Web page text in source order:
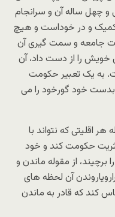
و چهل ساله آن و سرانجام
کمیک و در خوداست و هیچ
جامعه و سمت گیری آن
خویش را از دست داد، آن
به یک تعبیر حکومت
بدست خود گورخود را می
اقلیتی که نتواند با
حکومت کند و خود
از مقوله ماندن و
آن لحظه های
کند که قادر به ماندن